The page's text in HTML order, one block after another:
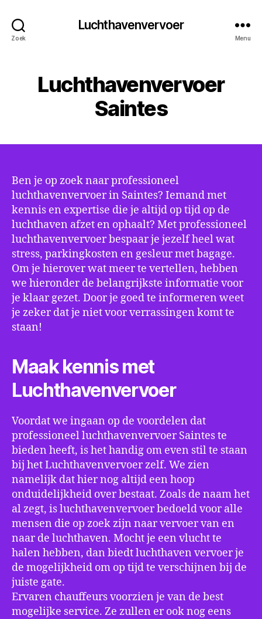
Zoek
Luchthavenvervoer
Menu
Luchthavenvervoer
Saintes
Ben je op zoek naar professioneel
luchthavenvervoer in Saintes? Iemand met
kennis en expertise die je altijd op tijd op de
luchthaven afzet en ophaalt? Met professioneel
luchthavenvervoer bespaar je jezelf heel wat
stress, parkingkosten en gesleur met bagage.
Om je hierover wat meer te vertellen, hebben
we hieronder de belangrijkste informatie voor
je klaar gezet. Door je goed te informeren weet
je zeker dat je niet voor verrassingen komt te
staan!
Maak kennis met
Luchthavenvervoer
Voordat we ingaan op de voordelen dat
professioneel luchthavenvervoer Saintes te
bieden heeft, is het handig om even stil te staan
bij het Luchthavenvervoer zelf. We zien
namelijk dat hier nog altijd een hoop
onduidelijkheid over bestaat. Zoals de naam het
al zegt, is luchthavenvervoer bedoeld voor alle
mensen die op zoek zijn naar vervoer van en
naar de luchthaven. Mocht je een vlucht te
halen hebben, dan biedt luchthaven vervoer je
de mogelijkheid om op tijd te verschijnen bij de
juiste gate.
Ervaren chauffeurs voorzien je van de best
mogelijke service. Ze zullen er ook nog eens